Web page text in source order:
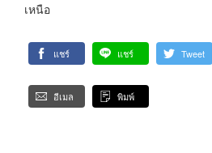
เหนือ
แชร์ แชร์ Tweet
อีเมล พิมพ์